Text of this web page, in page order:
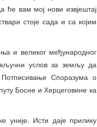
ће вам мој нови извјештај
стоје сада и са којим
и великог међународног
услов за земљу да
Споразума о
Босне и Херцеговине ка
уније. Исти даје прилику